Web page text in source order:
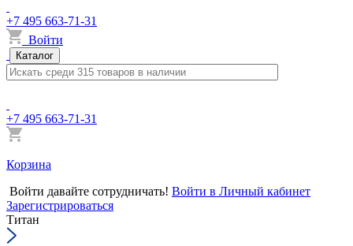
+7 495 663-71-31
Войти
Каталог
+7 495 663-71-31
Корзина
Войти давайте сотрудничать! Войти в Личный кабинет
Зарегистрироваться
Титан